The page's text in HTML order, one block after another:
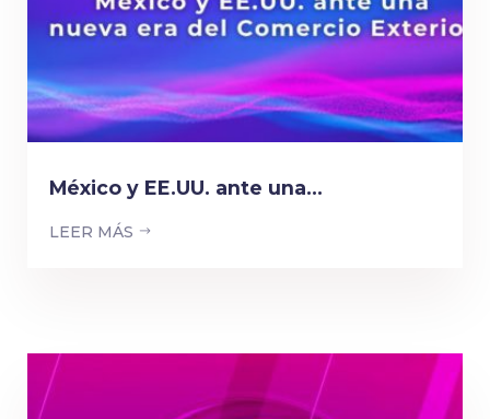
México y EE.UU. ante una...
LEER MÁS